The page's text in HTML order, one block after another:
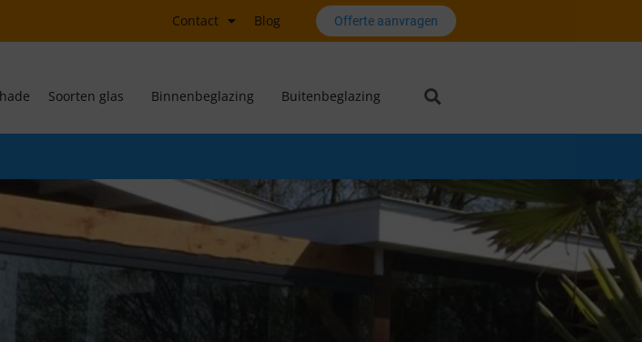
Contact Blog Offerte aanvragen
Soorten glas Binnenbeglazing Buitenbeglazing